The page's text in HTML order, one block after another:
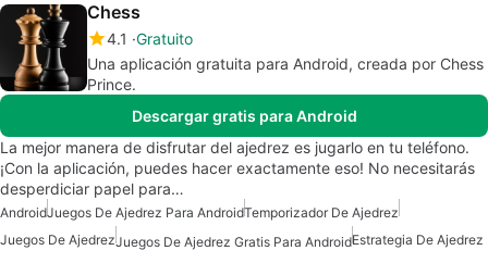
Chess
4.1 Gratuito
Una aplicación gratuita para Android, creada por Chess
Prince.
Descargar gratis para Android
La mejor manera de disfrutar del ajedrez es jugarlo en tu teléfono.
¡Con la aplicación, puedes hacer exactamente eso! No necesitarás
desperdiciar papel para…
AndroidJuegos De Ajedrez Para AndroidTemporizador De Ajedrez
Juegos De AjedrezJuegos De Ajedrez Gratis Para AndroidEstrategia De Ajedrez